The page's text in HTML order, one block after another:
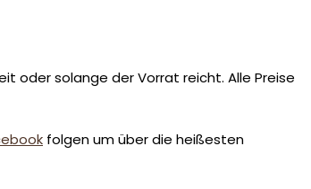
oder solange der Vorrat reicht. Alle Preise
folgen um über die heißesten